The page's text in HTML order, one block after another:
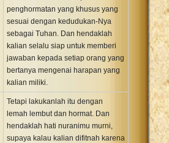
penghormatan yang khusus yang
sesuai dengan kedudukan-Nya
sebagai Tuhan. Dan hendaklah
kalian selalu siap untuk memberi
jawaban kepada setiap orang yang
bertanya mengenai harapan yang
kalian miliki.
Tetapi lakukanlah itu dengan
lemah lembut dan hormat. Dan
hendaklah hati nuranimu murni,
supaya kalau kalian difitnah karena